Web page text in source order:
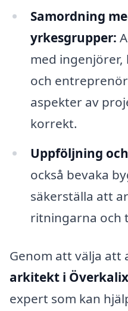
Samordning
yrkesgrupper:
med
och
aspekter av
korrekt.
Uppföljning
också bevaka
säkerställa att
ritningarna och
Genom att välja att
arkitekt i Överkalix
expert som kan